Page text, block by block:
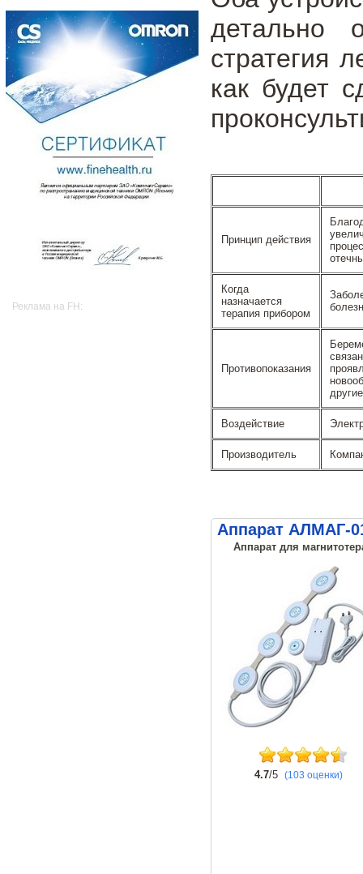
Реклама на FH:
детально
стратегия
как будет
Принцип действия
Когда
назначается
терапия прибором
Противопоказания
Воздействие
Производитель
Аппарат АЛМАГ-
Аппарат для
4.7/5 (103 оценки)